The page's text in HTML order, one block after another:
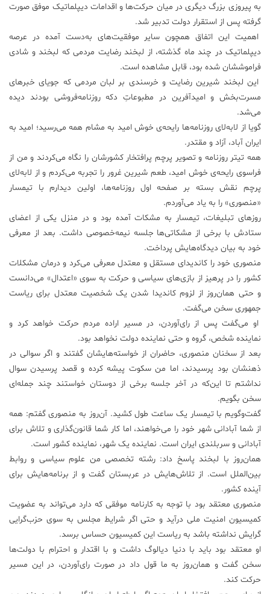
به پیروزی بزرگ دیگری در میان حرکت‌ها و اقدامات دیپلماتیک موفق صورت
گرفته پس از استقرار دولت تدبیر شد.
اهمیت این اتفاق همچون سایر موفقیت‌های به‌دست آمده در عرصه
دیپلماتیک در چند ماه گذشته، از لبخند رضایت مردمی که لبخند و شادی
فراموششان شده بود، قابل مشاهده است.
این لبخند شیرین رضایت و خرسندی بر لبان مردمی که جویای خبرهای
مسرت‌بخش و امید‌آفرین در مطبوعاتِ دکه روزنامه‌فروشی بودند دیده
می‌شد.
گویا از لابه‌لای روزنامه‌ها رایحه‌ی خوش امید به مشام همه می‌رسید؛ امید به
ایران آباد، آزاد و مقتدر.
همه تیتر روزنامه و تصویر پرچم پرافتخار کشورشان را نگاه می‌کردند و من از
فراسوی رایحه‌ی خوش امید، طعم شیرین غرور را تجربه می‌کردم و از لابه‌لای
پرچم نقش بسته بر صفحه اول روزنامه‌ها، اولین دیدارم با تیمسار
«منصوری» را به یاد می‌آوردم.
روزهای تبلیغات، تیمسار به مشکات آمده بود و در منزل یکی از اعضای
ستادش با برخی از مشکاتی‌ها جلسه نیمه‌خصوصی داشت. بعد از معرفی
خود به بیان دیدگاه‌هایش پرداخت.
منصوری خود را کاندیدای مستقل و معتدل معرفی می‌کرد و درمان مشکلات
کشور را در پرهیز از بازی‌های سیاسی و حرکت به سوی «اعتدال» می‌دانست
و حتی‌‌ همان‌روز از لزوم کاندیدا شدن یک شخصیت معتدل برای ریاست
جمهوری سخن می‌گفت.
او می‌گفت پس از رای‌آوردن، در مسیر اراده مردم حرکت خواهد کرد و
نماینده شخص، گروه و حتی نماینده دولت نخواهد بود.
بعد از سخنان منصوری، حاضران از خواسته‌هایشان گفتند و اگر سوالی در
ذهنشان بود پرسیدند، اما من سکوت پیشه کرده و قصد پرسیدن سوال
نداشتم تا این‌که در آخر جلسه برخی از دوستان خواستند چند جمله‌ای
سخن بگویم.
گفت‌وگویم با تیمسار یک ساعت طول کشید. آن‌روز به منصوری گفتم: همه
از شما آبادانی شهر خود را می‌خواهند، اما کار شما قانون‌گذاری و تلاش برای
آبادانی و سربلندی ایران است. نماینده یک شهر، نماینده کشور است.
همان‌روز با لبخند پاسخ داد: رشته تخصصی من علوم سیاسی و روابط
بین‌الملل است. از تلاش‌هایش در عربستان گفت و از برنامه‌هایش برای
آینده کشور.
منصوری معتقد بود با توجه به کارنامه موفقی که دارد می‌تواند به عضویت
کمیسیون امنیت ملی درآید و حتی اگر شرایط مجلس به سوی حزب‌گرایی
گرایش نداشته باشد به ریاست این کمیسیون حساس برسد.
او معتقد بود باید با دنیا دیالوگ داشت و با اقتدار و احترام با دولت‌ها
سخن گفت و‌‌ همان‌روز به ما قول داد در صورت رای‌آوردن، در این مسیر
حرکت کند.